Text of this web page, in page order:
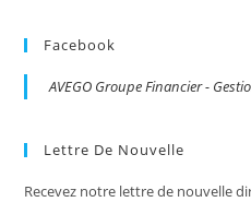
Facebook
AVEGO Groupe Financier -
Lettre De Nouvelle
Recevez notre lettre de nouvelle